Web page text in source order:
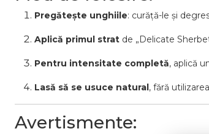
Pregătește unghiile: curăță-le și
Aplică primul strat de „Delicate
Pentru intensitate completă, aplică
Lasă să se usuce natural , fără
Avertismente: